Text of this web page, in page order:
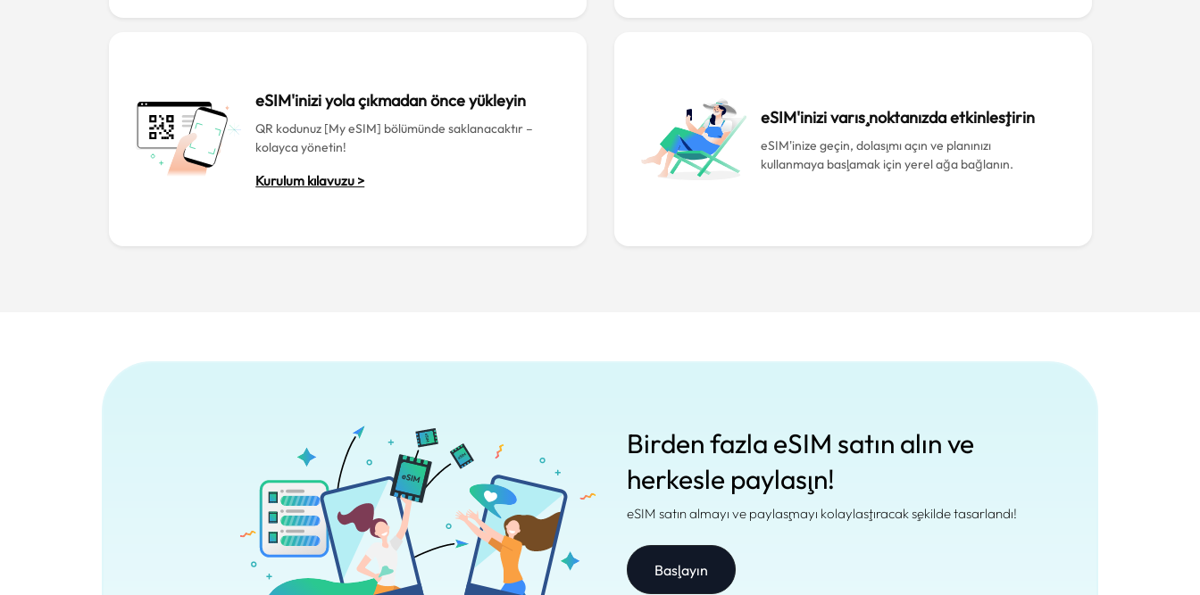
eSIM'inizi yola çıkmadan önce yükleyin
QR kodunuz [My eSIM] bölümünde saklanacaktır –
kolayca yönetin!
Kurulum kılavuzu >
eSIM'inizi varış noktanızda etkinleştirin
eSIM'inize geçin, dolaşımı açın ve planınızı
kullanmaya başlamak için yerel ağa bağlanın.
Birden fazla eSIM satın alın ve
herkesle paylaşın!
eSIM satın almayı ve paylaşmayı kolaylaştıracak şekilde tasarlandı!
Başlayın